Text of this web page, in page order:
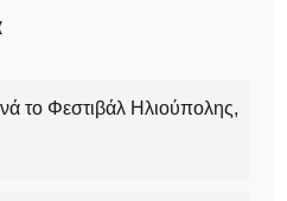
το Φεστιβάλ Ηλιούπολης,